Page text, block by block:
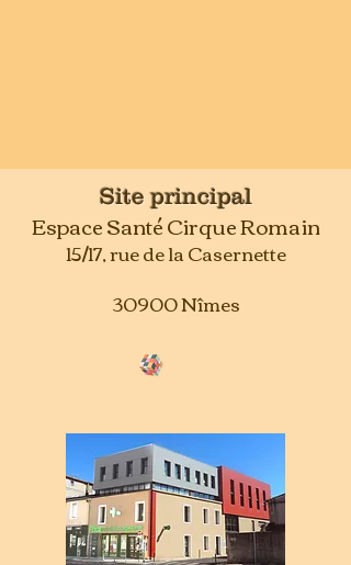
Site principal
Espace Santé Cirque Romain
15/17, rue de la Casernette
30900 Nîmes